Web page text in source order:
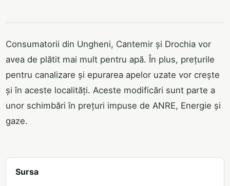
Consumatorii din Ungheni, Cantemir și Drochia vor
avea de plătit mai mult pentru apă. În plus, prețurile
pentru canalizare și epurarea apelor uzate vor crește
și în aceste localități. Aceste modificări sunt parte a
unor schimbări în prețuri impuse de ANRE, Energie și
gaze.
Sursa